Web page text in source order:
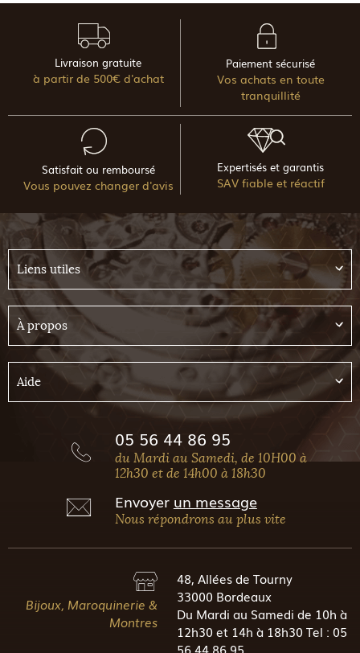
Livraison gratuite
à partir de 500€ d'achat
Paiement sécurisé
Vos achats en toute
tranquillité
Satisfait ou remboursé
Vous pouvez changer d'avis
Expertisés et garantis
SAV fiable et réactif
Liens utiles
À propos
Aide
05 56 44 86 95
du Mardi au Samedi, de 10H00 à
12h30 et de 14h00 à 18h30
Envoyer un message
Nous répondrons au plus vite
Bijoux, Maroquinerie &
Montres
48, Allées de Tourny
33000 Bordeaux
Du Mardi au Samedi de 10h à
12h30 et 14h à 18h30 Tel : 05
56 44 86 95